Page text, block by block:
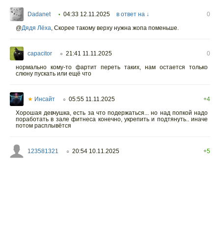
Dadanet • 04:33 12.11.2025 в ответ на ↓
0
@Дядя Лёха, Скорее такому верху нужна жопа поменьше.
capacitor ○ 21:41 11.11.2025
0
нормально кому-то фартит переть таких, нам остается только
слюну пускать или ещё что
★ Инсайт ○ 05:55 11.11.2025
+4
Хорошая девчушка, есть за что подержаться... но над попкой надо
поработать в зале фитнеса конечно, укрепить и подтянуть.. иначе
потом расплывётся
123581321 ○ 20:54 10.11.2025 +5